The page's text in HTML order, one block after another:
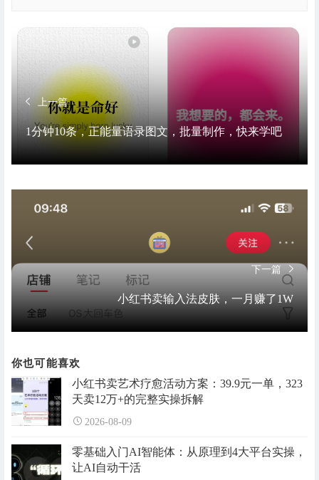
上一篇
1分钟10条，正能量语录图文，批量制作，快来学吧
下一篇
小红书卖输入法皮肤，一月赚了1W
你也可能喜欢
小红书卖艺术疗愈活动方案：39.9元一单，323
天卖12万+的完整实操拆解
2026-08-09
零基础入门AI智能体：从原理到4大平台实操，
让AI自动干活